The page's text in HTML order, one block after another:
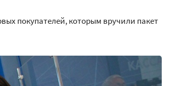
покупателей, которым вручили пакет